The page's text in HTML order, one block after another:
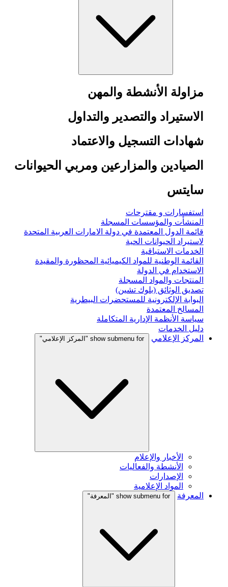
مزاولة الأنشطة والمهن
الاستيراد والتصدير والتداول
شهادات التسجيل والاعتماد
الصيادين والمزارعين ومربي الحيوانات
سايتس
استفسارات و مقترحات
المنشأت والمؤسسات المسجلة
قائمة الدول المعتمدة في دولة الامارات العربية المتحدة
لاستيراد الحيوانات الحية
الخدمات الاستباقية
القائمة الوطنية للمواد الكيميائية المحظورة والمقيدة
الاستخدام في الدولة
المنتجات والمواد المسجلة
تصديق الوثائق (بلوك تشين)
البوابة الإلكترونية للمستحضرات البيطرية
المسالخ المعتمدة
سياسة الأنظمة الإدارية المتكاملة
دليل الخدمات
المركز الإعلامي
show submenu for "المركز الإعلامي"
الأخبار والإعلام
الأنشطة والفعاليات
الإصدارات
المواد الإعلامية
المعرفة
show submenu for "المعرفة"